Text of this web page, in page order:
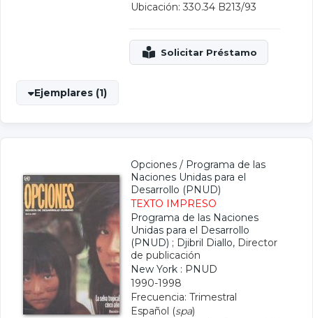
Ubicación: 330.34 B213/93
Ejemplares (1)
Opciones / Programa de las
Naciones Unidas para el
Desarrollo (PNUD)
TEXTO IMPRESO
Programa de las Naciones
Unidas para el Desarrollo
(PNUD) ; Djibril Diallo, Director
de publicación
New York : PNUD
1990-1998
Frecuencia: Trimestral
Español (spa)